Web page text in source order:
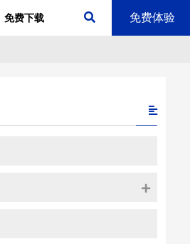
免费体验
免费下载